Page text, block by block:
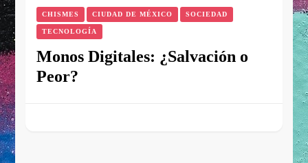
CHISMES CIUDAD DE MÉXICO SOCIEDAD
TECNOLOGÍA
Monos Digitales: ¿Salvación o
Peor?